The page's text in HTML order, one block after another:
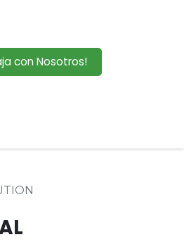
con Nosotros!